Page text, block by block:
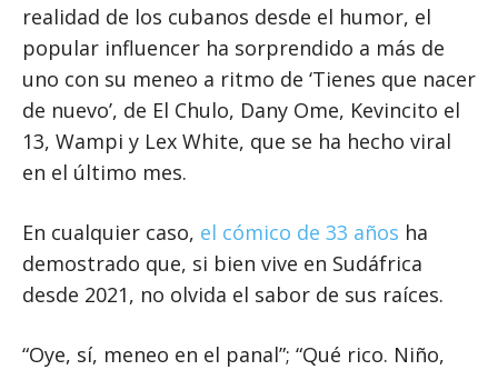
realidad de los cubanos desde el humor, el
popular influencer ha sorprendido a más de
uno con su meneo a ritmo de ‘Tienes que nacer
de nuevo’, de El Chulo, Dany Ome, Kevincito el
13, Wampi y Lex White, que se ha hecho viral
en el último mes.
En cualquier caso, el cómico de 33 años ha
demostrado que, si bien vive en Sudáfrica
desde 2021, no olvida el sabor de sus raíces.
“Oye, sí, meneo en el panal”; “Qué rico. Niño,